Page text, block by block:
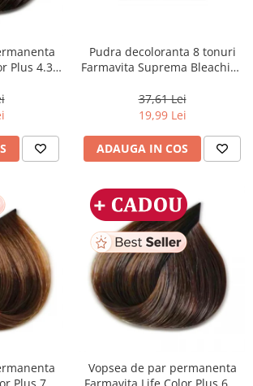
Plus 4.35,
Pudra decoloranta 8 tonuri
Farmavita Suprema Bleaching
37,61 Lei
19,99 Lei
ADAUGA IN COS
Vopsea de par permanenta